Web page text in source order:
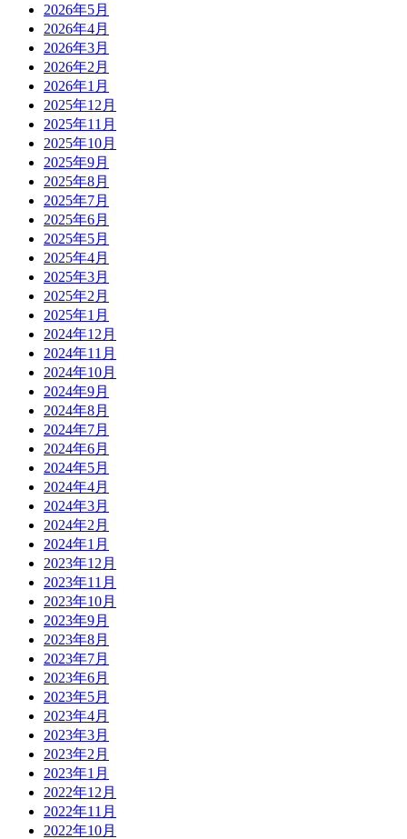
2026年5月
2026年4月
2026年3月
2026年2月
2026年1月
2025年12月
2025年11月
2025年10月
2025年9月
2025年8月
2025年7月
2025年6月
2025年5月
2025年4月
2025年3月
2025年2月
2025年1月
2024年12月
2024年11月
2024年10月
2024年9月
2024年8月
2024年7月
2024年6月
2024年5月
2024年4月
2024年3月
2024年2月
2024年1月
2023年12月
2023年11月
2023年10月
2023年9月
2023年8月
2023年7月
2023年6月
2023年5月
2023年4月
2023年3月
2023年2月
2023年1月
2022年12月
2022年11月
2022年10月